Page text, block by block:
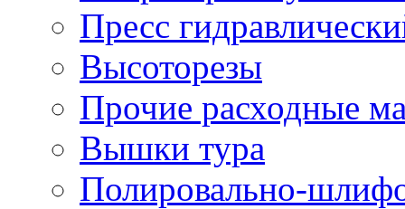
Пресс
Высоторезы
Прочие расходные
Вышки тура
Полировально-